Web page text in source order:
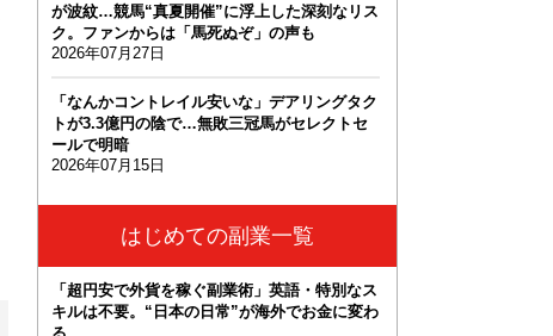
が波紋…競馬“真夏開催”に浮上した深刻なリス
ク。ファンからは「馬死ぬぞ」の声も
2026年07月27日
「なんかコントレイル安いな」デアリングタク
トが3.3億円の陰で…無敗三冠馬がセレクトセ
ールで明暗
2026年07月15日
はじめての副業一覧
「超円安で外貨を稼ぐ副業術」英語・特別なス
キルは不要。“日本の日常”が海外でお金に変わ